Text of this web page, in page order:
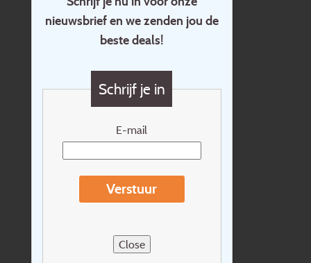
nieuwsbrief en we zenden jou de
beste deals!
Schrijf je in
E-mail
Verstuur
Close
Home
Contact
Vragen?
Cadeaubon
Nieuwsbrief
Reisvoorwaarden
Sitemap